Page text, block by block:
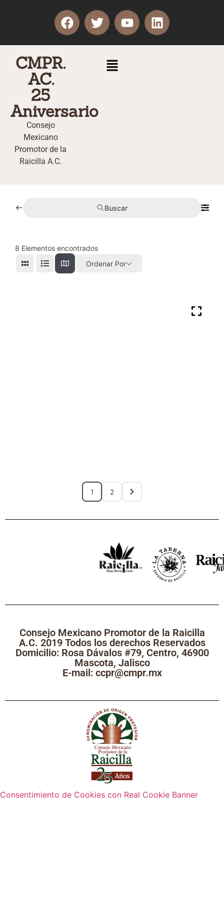
CMPR.
AC.
25
Aniversario
Consejo
Mexicano
Promotor de la
Raicilla A.C.
Buscar
8 Elementos encontrados
Ordenar Por
1 2
Consejo Mexicano Promotor de la Raicilla
A.C. 2019 Todos los derechos Reservados
Domicilio: Rosa Dávalos #79, Centro, 46900
Mascota, Jalisco
E-mail: ccpr@cmpr.mx
Consentimiento de Cookies con Real Cookie Banner